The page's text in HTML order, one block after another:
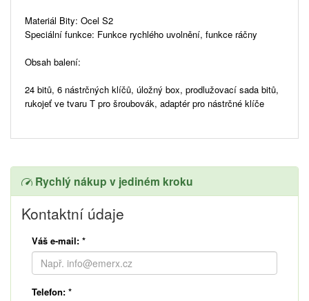
Materiál Bity: Ocel S2
Speciální funkce: Funkce rychlého uvolnění, funkce ráčny
Obsah balení:
24 bitů, 6 nástrčných klíčů, úložný box, prodlužovací sada bitů,
rukojeť ve tvaru T pro šroubovák, adaptér pro nástrčné klíče
Rychlý nákup v jediném kroku
Kontaktní údaje
Váš e-mail: *
Telefon: *